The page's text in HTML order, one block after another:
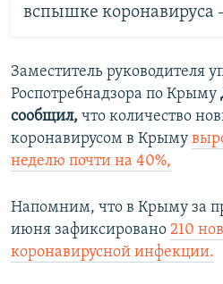
вспышке коронавируса
Заместитель руководителя
Роспотребнадзора по Крыму
сообщил, что количество
коронавирусом в Крыму
неделю почти на 40%,
Напомним, что в Крыму за
июня зафиксировано 210
коронавирусной инфекции.